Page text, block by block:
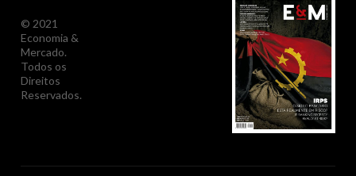
© 2021
Economia &
Mercado.
Todos os
Direitos
Reservados.